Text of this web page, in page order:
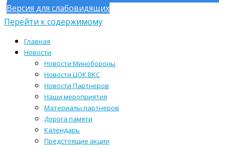
Версия для слабовидящих
Перейти к содержимому
Главная
Новости
Новости Минобороны
Новости ЦОК ВКС
Новости Партнеров
Наши мероприятия
Материалы партнеров
Дорога памяти
Календарь
Предстоящие акции